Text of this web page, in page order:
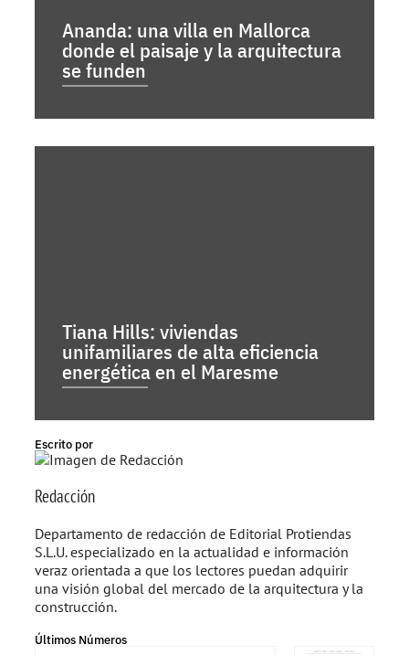
Ananda: una villa en Mallorca
donde el paisaje y la arquitectura
se funden
Tiana Hills: viviendas
unifamiliares de alta eficiencia
energética en el Maresme
Escrito por
Redacción
Departamento de redacción de Editorial Protiendas
S.L.U. especializado en la actualidad e información
veraz orientada a que los lectores puedan adquirir
una visión global del mercado de la arquitectura y la
construcción.
Últimos Números